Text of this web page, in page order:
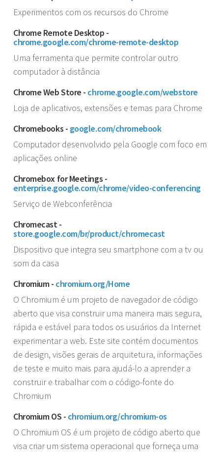
Experimentos com os recursos do Chrome
Chrome Remote Desktop -
chrome.google.com/chrome-remote-desktop
Uma ferramenta que permite controlar outro
computador à distância
Chrome Web Store - chrome.google.com/webstore
Loja de aplicativos, extensões e temas para Chrome
Chromebooks - google.com/chromebook
Computador desenvolvido pela Google com foco em
aplicações online
Chromebox for Meetings -
enterprise.google.com/chrome/video-conferencing
Serviço de Webconferência
Chromecast -
store.google.com/br/product/chromecast
Dispositivo que integra seu smartphone com a tv ou
som da casa
Chromium - chromium.org/Home
O Chromium é um projeto de navegador de código
aberto que visa construir uma maneira mais segura,
rápida e estável para todos os usuários da Internet
experimentar a web. Este site contém documentos
de design, visões gerais de arquitetura, informações
de teste e muito mais para ajudá-lo a aprender a
construir e trabalhar com o código-fonte do
Chromium
Chromium OS - chromium.org/chromium-os
O Chromium OS é um projeto de código aberto que
visa criar um sistema operacional que forneça uma